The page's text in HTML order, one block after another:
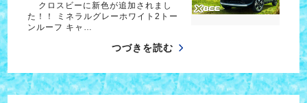
クロスビーに新色が追加されまし
た！！ ミネラルグレーホワイト2トー
ンルーフ キャ…
つづきを読む